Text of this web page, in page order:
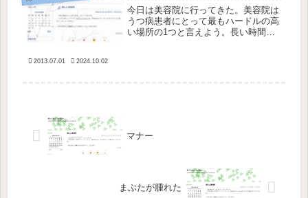
今日は美容院に行ってきた。美容院は
うつ病患者にとって最もハードルの高
い場所の1つと言えよう。長い時間き
2013.07.01 2024.10.02
マナー
まぶたが腫れた